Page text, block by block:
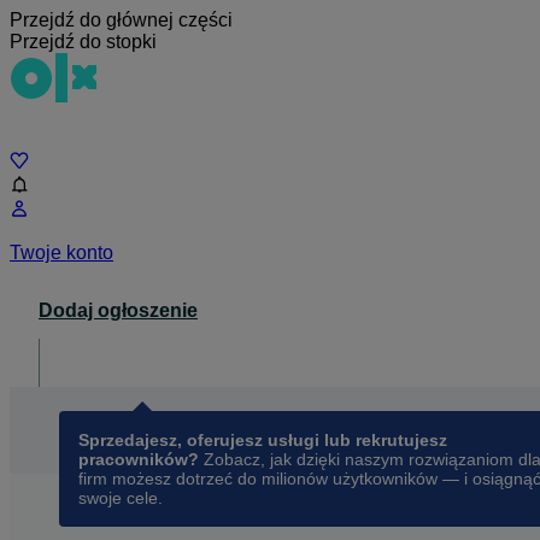
Przejdź do głównej części
Przejdź do stopki
Twoje konto
Dodaj ogłoszenie
Sprzedajesz, oferujesz usługi lub rekrutujesz
pracowników? Zobacz, jak dzięki naszym rozwiązaniom dla
firm możesz dotrzeć do milionów użytkowników — i osiągnąć
swoje cele.